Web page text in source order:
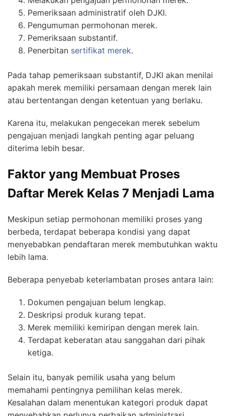
Pemeriksaan administratif oleh DJKI.
Pengumuman permohonan merek.
Pemeriksaan substantif.
Penerbitan sertifikat merek.
Pada tahap pemeriksaan substantif, DJKI akan menilai
apakah merek memiliki persamaan dengan merek lain
atau bertentangan dengan ketentuan yang berlaku.
Karena itu, melakukan pengecekan merek sebelum
pengajuan menjadi langkah penting agar peluang
diterima lebih besar.
Faktor yang Membuat Proses
Daftar Merek Kelas 7 Menjadi Lama
Meskipun setiap permohonan memiliki proses yang
berbeda, terdapat beberapa kondisi yang dapat
menyebabkan pendaftaran merek membutuhkan waktu
lebih lama.
Beberapa penyebab keterlambatan proses antara lain:
Dokumen pengajuan belum lengkap.
Deskripsi produk kurang tepat.
Merek memiliki kemiripan dengan merek lain.
Terdapat keberatan atau sanggahan dari pihak
ketiga.
Selain itu, banyak pemilik usaha yang belum
memahami pentingnya pemilihan kelas merek.
Kesalahan dalam menentukan kategori produk dapat